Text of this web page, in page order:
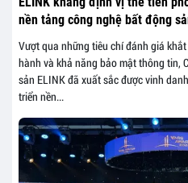
nền tảng công nghệ bất động
Vượt qua những tiêu chí đánh giá
hành và khả năng bảo mật thông tin,
sản ELINK đã xuất sắc được vinh
triển nền...